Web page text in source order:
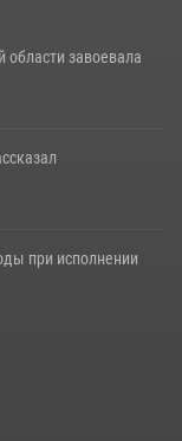
завоевала
при исполнении